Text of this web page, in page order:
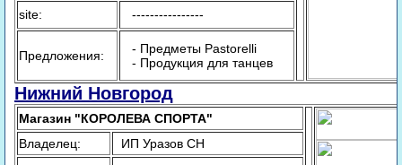
site: ----------------
Предложения:
- Предметы Pastorelli
- Продукция для танцев
Нижний Новгород
Магазин "КОРОЛЕВА СПОРТА"
Владелец:
ИП Уразов СН